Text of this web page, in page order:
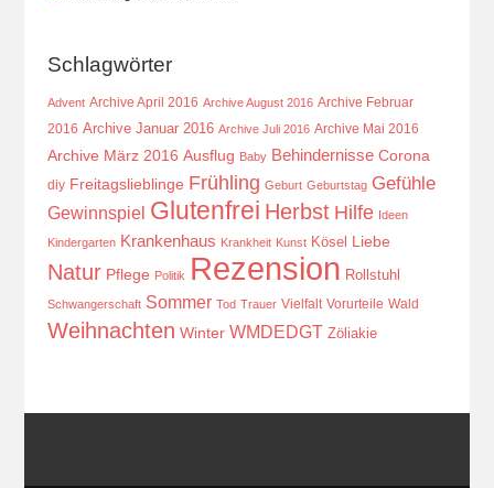
Schlagwörter
Advent Archive April 2016 Archive August 2016 Archive Februar
2016 Archive Januar 2016 Archive Juli 2016 Archive Mai 2016
Archive März 2016 Ausflug Baby Behindernisse Corona
diy Freitagslieblinge Frühling Geburt Geburtstag Gefühle
Gewinnspiel Glutenfrei Herbst Hilfe Ideen
Kindergarten Krankenhaus Krankheit Kunst Kösel Liebe
Natur Pflege Politik Rezension Rollstuhl
Schwangerschaft Sommer Tod Trauer Vielfalt Vorurteile Wald
Weihnachten Winter WMDEDGT Zöliakie